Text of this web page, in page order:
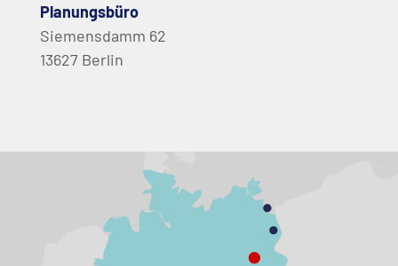
Planungsbüro
Siemensdamm 62
13627 Berlin